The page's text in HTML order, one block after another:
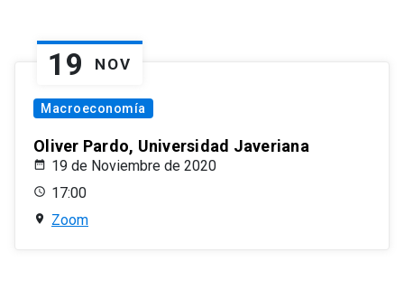
19 NOV
Macroeconomía
Oliver Pardo, Universidad Javeriana
19 de Noviembre de 2020
17:00
Zoom